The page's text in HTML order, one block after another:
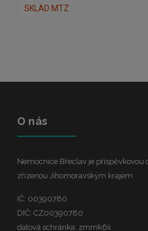
SKLAD MTZ
O nás
Nemocnice Břeclav je příspěvkovou
zřízenou Jihomoravským krajem
IČ: 00390780
DIČ: CZ00390780
datová schránka: zmmk6ii